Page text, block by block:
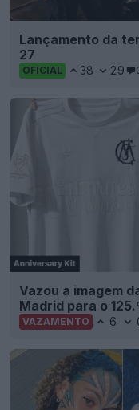
Lançamento da
27
OFICIAL 38 29
Vazou a imagem
Madrid para o
VAZAMENTO 6